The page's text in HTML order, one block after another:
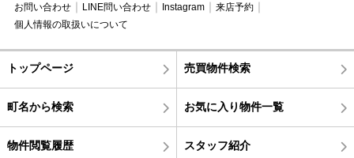
お問い合わせ
LINE問い合わせ Instagram
来店予約
個人情報の取扱いについて
トップページ 売買物件検索
町名から検索 お気に入り物件一覧
物件閲覧履歴 スタッフ紹介